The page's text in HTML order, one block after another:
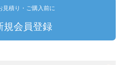
見積り・ご購入前に
規会員登録